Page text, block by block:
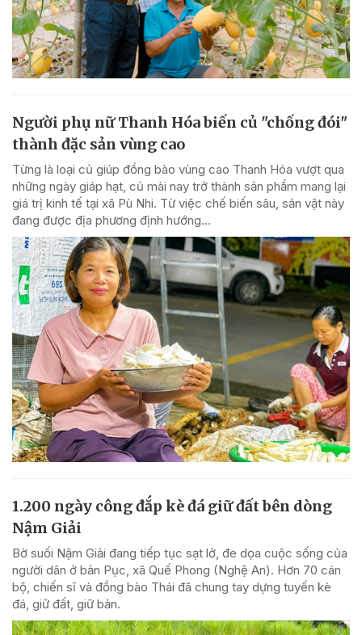
Người phụ nữ Thanh Hóa biến củ "chống đói"
thành đặc sản vùng cao
Từng là loại củ giúp đồng bào vùng cao Thanh Hóa vượt qua
những ngày giáp hạt, củ mài nay trở thành sản phẩm mang lại
giá trị kinh tế tại xã Pù Nhi. Từ việc chế biến sâu, sản vật này
đang được địa phương định hướng...
1.200 ngày công đắp kè đá giữ đất bên dòng
Nậm Giải
Bờ suối Nậm Giải đang tiếp tục sạt lở, đe dọa cuộc sống của
người dân ở bản Pục, xã Quế Phong (Nghệ An). Hơn 70 cán
bộ, chiến sĩ và đồng bào Thái đã chung tay dựng tuyến kè
đá, giữ đất, giữ bản.